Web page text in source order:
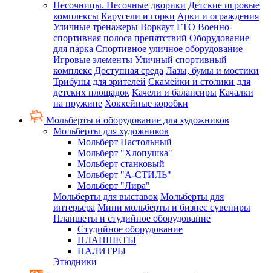
Песочницы. Песочные дворики Детские игровые
комплексы Карусели и горки Арки и ограждения
Уличные тренажеры Воркаут ГТО Военно-
спортивная полоса препятствий Оборудование
для парка Спортивное уличное оборудование
Игровые элементы Уличный спортивный
комплекс Доступная среда Лазы, бумы и мостики
Трибуны для зрителей Скамейки и столики для
детских площадок Качели и балансиры Качалки
на пружине Хоккейные коробки
Мольберты и оборудование для художников
Мольберты для художников
Мольберт Настольный
Мольберт "Хлопушка"
Мольберт станковый
Мольберт "А-СТИЛЬ"
Мольберт "Лира"
Мольберты для выставок Мольберты для
интерьера Мини мольберты и бизнес сувениры
Планшеты и студийное оборудование
Студийное оборудование
ПЛАНШЕТЫ
ПАЛИТРЫ
Этюдники